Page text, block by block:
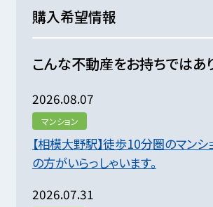
購入希望情報
こんな不動産をお持ちではあ
2026.08.07
マンション
【相模大野駅】徒歩10分圏のマンシ
の方がいらっしゃいます。
2026.07.31